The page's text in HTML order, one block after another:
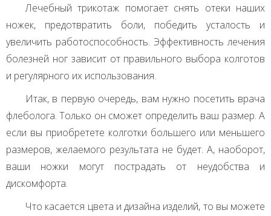
Лечебный трикотаж помогает снять отеки наших
ножек, предотвратить боли, победить усталость и
увеличить работоспособность. Эффективность лечения
болезней ног зависит от правильного выбора колготов
и регулярного их использования.
Итак, в первую очередь, вам нужно посетить врача
флеболога. Только он сможет определить ваш размер. А
если вы приобретете колготки большего или меньшего
размеров, желаемого результата не будет. А, наоборот,
ваши ножки могут пострадать от неудобства и
дискомфорта.
Что касается цвета и дизайна изделий, то вы можете